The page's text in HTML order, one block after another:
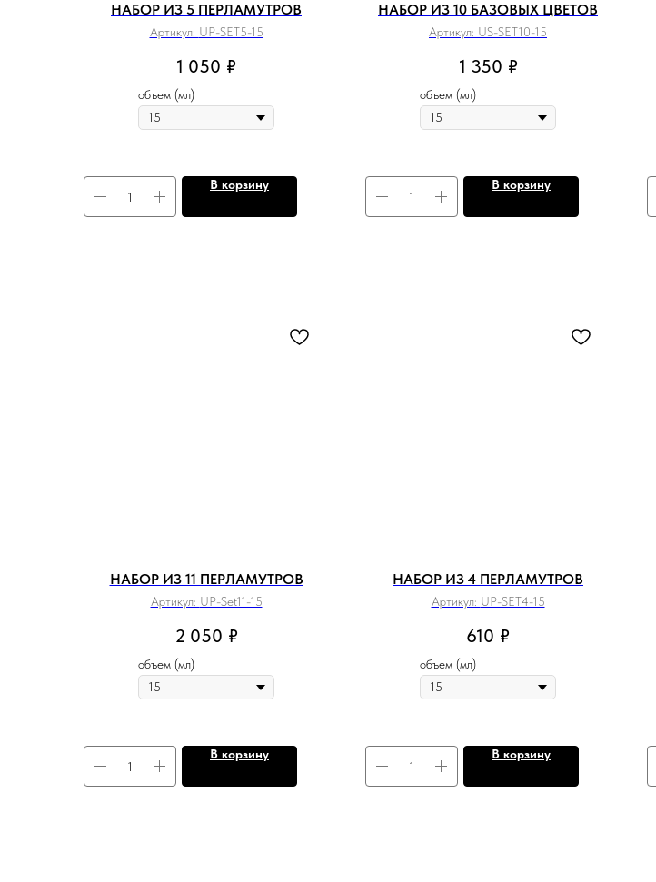
НАБОР ИЗ 5 ПЕРЛАМУТРОВ
Артикул: UP-SET5-15
1 050 ₽
объем (мл)
В корзину
НАБОР ИЗ 10 БАЗОВЫХ ЦВЕТОВ
Артикул: US-SET10-15
1 350 ₽
объем (мл)
В корзину
НАБОР ИЗ 11 ПЕРЛАМУТРОВ
Артикул: UP-Set11-15
2 050 ₽
объем (мл)
В корзину
НАБОР ИЗ 4 ПЕРЛАМУТРОВ
Артикул: UP-SET4-15
610 ₽
объем (мл)
В корзину